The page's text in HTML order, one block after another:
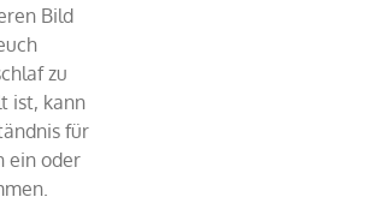
Bild
zu
ist, kann
für
ein oder